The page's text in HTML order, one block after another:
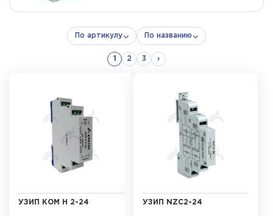
По артикулу По названию
1 2 3 ›
УЗИП КОМ Н 2-24 УЗИП NZC2-24